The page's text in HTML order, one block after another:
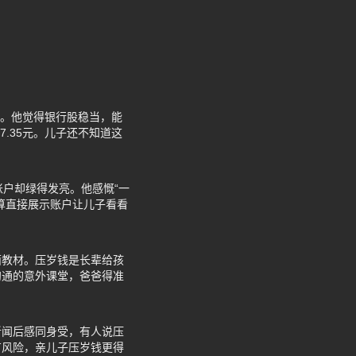
他觉得银行股稳当，能
元。儿子还不知道这
却绿得发亮。他感慨“一
直接展示账户让儿子看看
材。压岁钱是长辈给孩
的意外课堂，爸爸得准
后感同身受，有人说压
险，亲儿子压岁钱更得